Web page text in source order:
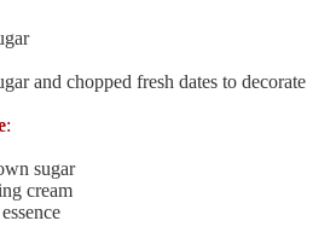
and chopped fresh dates to decorate
:
sugar
cream